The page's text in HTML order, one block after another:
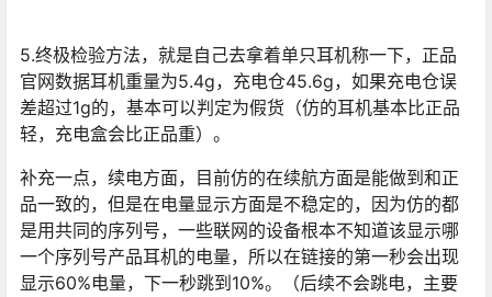
5.终极检验方法，就是自己去拿着单只耳机称一下，正品
官网数据耳机重量为5.4g，充电仓45.6g，如果充电仓误
差超过1g的，基本可以判定为假货（仿的耳机基本比正品
轻，充电盒会比正品重）。
补充一点，续电方面，目前仿的在续航方面是能做到和正
品一致的，但是在电量显示方面是不稳定的，因为仿的都
是用共同的序列号，一些联网的设备根本不知道该显示哪
一个序列号产品耳机的电量，所以在链接的第一秒会出现
显示60%电量，下一秒跳到10%。（后续不会跳电，主要